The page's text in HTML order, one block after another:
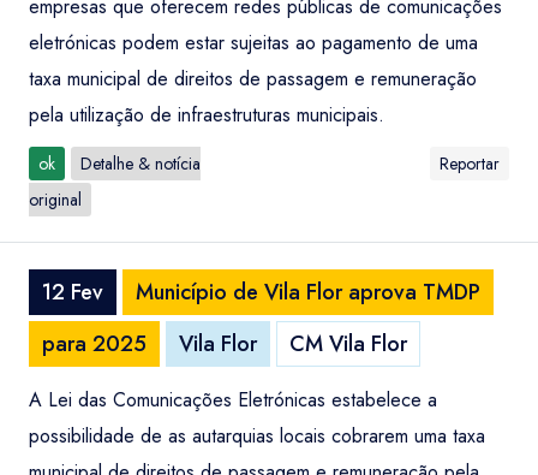
empresas que oferecem redes públicas de comunicações
eletrónicas podem estar sujeitas ao pagamento de uma
taxa municipal de direitos de passagem e remuneração
pela utilização de infraestruturas municipais.
ok
Detalhe & notícia
original
Reportar
12 Fev
Município de Vila Flor aprova TMDP
para 2025
Vila Flor CM Vila Flor
A Lei das Comunicações Eletrónicas estabelece a
possibilidade de as autarquias locais cobrarem uma taxa